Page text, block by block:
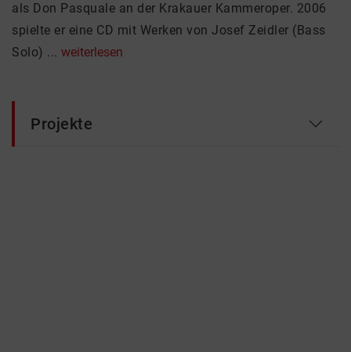
als Don Pasquale an der Krakauer Kammeroper. 2006
spielte er eine CD mit Werken von Josef Zeidler (Bass
Solo) ... weiterlesen
Projekte